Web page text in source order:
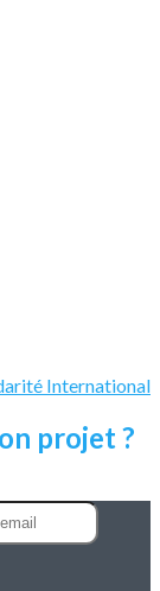
International
projet ?